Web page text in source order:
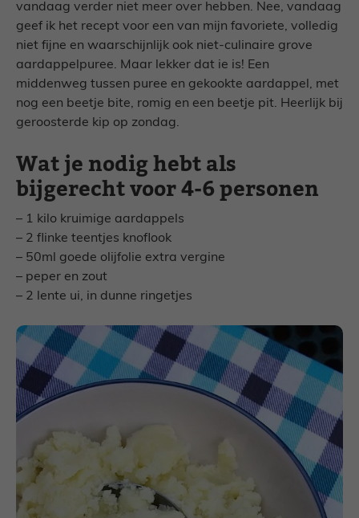
vandaag verder niet meer over hebben. Nee, vandaag
geef ik het recept voor een van mijn favoriete, volledig
niet fijne en waarschijnlijk ook niet-culinaire grove
aardappelpuree. Maar lekker dat ie is! Een
middenweg tussen puree en gekookte aardappel, met
nog een beetje bite, romig en een beetje pit. Heerlijk bij
geroosterde kip op zondag.
Wat je nodig hebt als
bijgerecht voor 4-6 personen
– 1 kilo kruimige aardappels
– 2 flinke teentjes knoflook
– 50ml goede olijfolie extra vergine
– peper en zout
– 2 lente ui, in dunne ringetjes